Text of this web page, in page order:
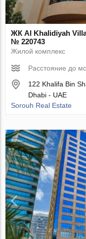
ЖК Al Khalidiyah
№ 220743
Жилой комплекс
Расстояние до
122 Khalifa Bin
Dhabi - UAE
Sorouh Real Estate